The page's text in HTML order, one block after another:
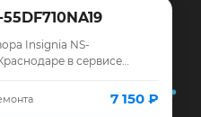
Insignia NS-
в сервисе
ремонта, запчасти и7 150 ₽